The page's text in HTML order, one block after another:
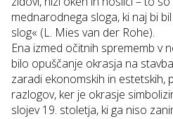
mednarodnega sloga, ki naj bi
slog« (L. Mies van der Rohe).
Ena izmed očitnih sprememb v
bilo opuščanje okrasja na
zaradi ekonomskih in estetskih,
razlogov, ker je okrasje
slojev 19. stoletja, ki ga niso